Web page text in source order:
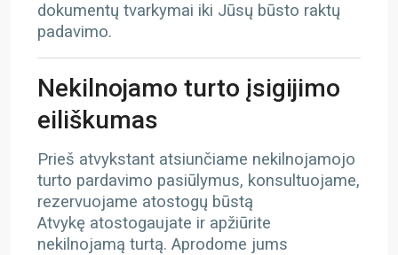
dokumentų tvarkymai iki Jūsų būsto raktų
padavimo.
Nekilnojamo turto įsigijimo
eiliškumas
Prieš atvykstant atsiunčiame nekilnojamojo
turto pardavimo pasiūlymus, konsultuojame,
rezervuojame atostogų būstą
Atvykę atostogaujate ir apžiūrite
nekilnojamą turtą. Aprodome jums